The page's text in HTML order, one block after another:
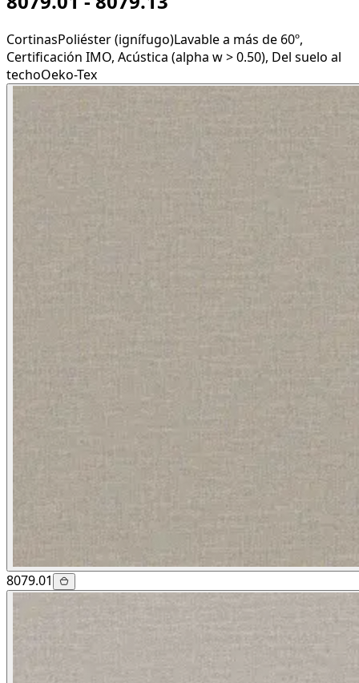
CortinasPoliéster (ignífugo)Lavable a más de 60º,
Certificación IMO, Acústica (alpha w > 0.50), Del suelo al
techoOeko-Tex
8079.01